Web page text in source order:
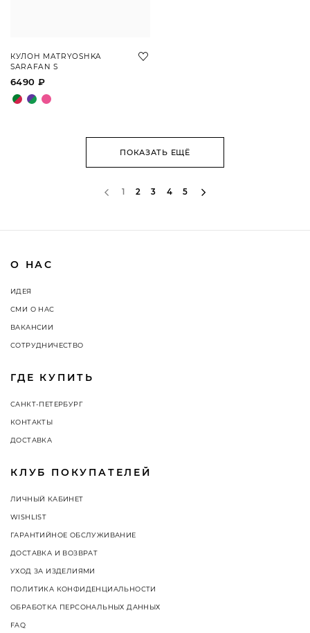
КУЛОН MATRYOSHKA
SARAFAN S
6490 ₽
ПОКАЗАТЬ ЕЩЁ
1 2 3 4 5
О НАС
ИДЕЯ
СМИ О НАС
ВАКАНСИИ
СОТРУДНИЧЕСТВО
ГДЕ КУПИТЬ
САНКТ-ПЕТЕРБУРГ
КОНТАКТЫ
ДОСТАВКА
КЛУБ ПОКУПАТЕЛЕЙ
ЛИЧНЫЙ КАБИНЕТ
WISHLIST
ГАРАНТИЙНОЕ ОБСЛУЖИВАНИЕ
ДОСТАВКА И ВОЗВРАТ
УХОД ЗА ИЗДЕЛИЯМИ
ПОЛИТИКА КОНФИДЕНЦИАЛЬНОСТИ
ОБРАБОТКА ПЕРСОНАЛЬНЫХ ДАННЫХ
FAQ